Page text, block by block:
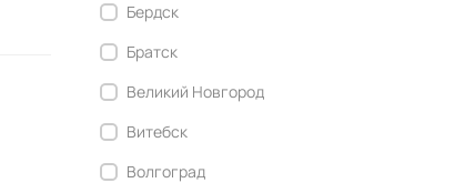
Бердск
Братск
Великий Новгород
Витебск
Волгоград